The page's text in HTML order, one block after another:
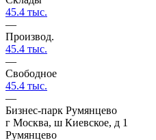
45.4 тыс.
—
Производ.
45.4 тыс.
—
Свободное
45.4 тыс.
—
Бизнес-парк Румянцево
г Москва, ш Киевское, д 1
Румянцево